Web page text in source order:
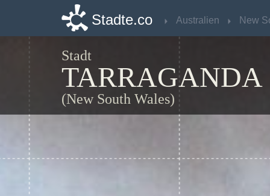
Stadte.co Australien
Stadt
TARRAGANDA
(New South Wales)
Stadte.co Australien